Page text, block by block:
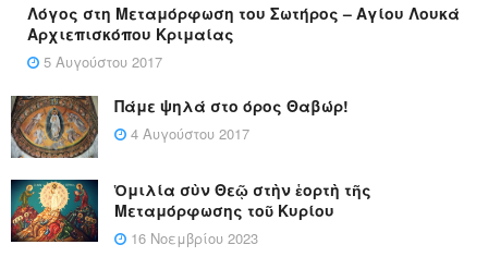
Λόγος στη Μεταμόρφωση του Σωτήρος – Αγίου Λουκά
Αρχιεπισκόπου Κριμαίας
5 Αυγούστου 2017
Πάμε ψηλά στο όρος Θαβώρ!
4 Αυγούστου 2017
Ὁμιλία σὺν Θεῷ στὴν ἑορτὴ τῆς
Μεταμόρφωσης τοῦ Κυρίου
16 Νοεμβρίου 2023